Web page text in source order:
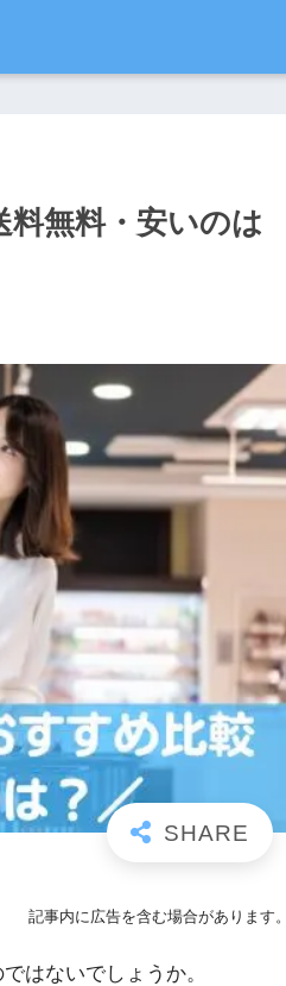
無料・安いのは
記事内に広告を含む場合があります。
はないでしょうか。